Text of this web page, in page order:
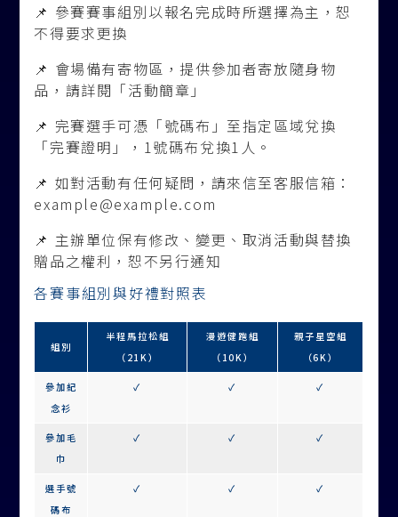
📌 參賽賽事組別以報名完成時所選擇為主，恕
不得要求更換
📌 會場備有寄物區，提供參加者寄放隨身物
品，請詳閱「活動簡章」
📌 完賽選手可憑「號碼布」至指定區域兌換
「完賽證明」，1號碼布兌換1人。
📌 如對活動有任何疑問，請來信至客服信箱：
example@example.com
📌 主辦單位保有修改、變更、取消活動與替換
贈品之權利，恕不另行通知
各賽事組別與好禮對照表
組別
半程馬拉松組
（21K）
漫遊健跑組
（10K）
親子星空組
（6K）
參加紀
念衫
✓ ✓ ✓
參加毛
巾
✓ ✓ ✓
選手號
碼布
✓ ✓ ✓